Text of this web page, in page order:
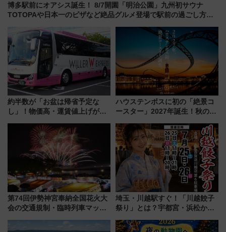
博多駅前にオアシス誕生！ 8/7開園「明治公園」九州初サウナ
TOTOPAや日本一のピザなど絶品グルメ登場で駅前の過ごし方は
約半数が「お盆は帰省予定な
し」！物価高・運賃値上げが財
りたいけど……【WILLER お盆
帰省動向調査】
ハウステンボスに初の「絶景コ
ースター」2027年誕生！秋の
ろも一挙紹介
第74回伊勢神宮奉納全国花火大
会の交通規制・臨時列車マッ
埼玉・川越駅すぐ！「川越餃子
祭り」とは？宇都宮・浜松から
を食べ比べ【7月25日・26日開